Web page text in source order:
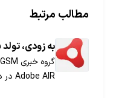
مطالب مرتبط
به زودی، تولد Adobe AIR 2.5 در آندروید
Adobe AIR در دسترس کاربران آندروید قرار می‌گیرد...